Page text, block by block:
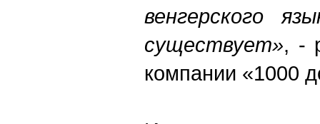
венгерского
существует», -
компании «1000